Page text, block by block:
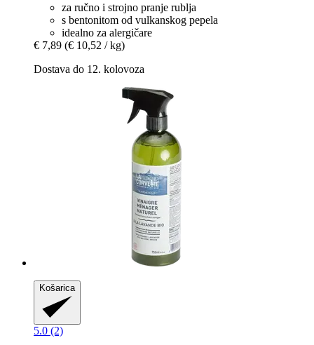
za ručno i strojno pranje rublja
s bentonitom od vulkanskog pepela
idealno za alergičare
€ 7,89 (€ 10,52 / kg)
Dostava do 12. kolovoza
Košarica
5.0 (2)